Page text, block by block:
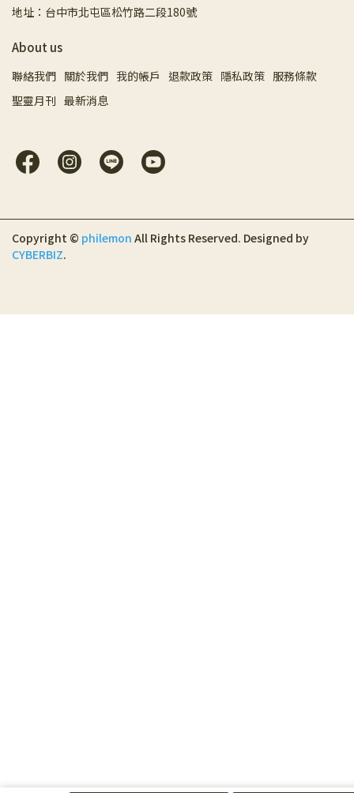
地址：台中市北屯區松竹路二段180號
About us
聯絡我們 關於我們 我的帳戶 退款政策 隱私政策 服務條款
聖靈月刊 最新消息
Copyright © philemon All Rights Reserved. Designed by
CYBERBIZ.